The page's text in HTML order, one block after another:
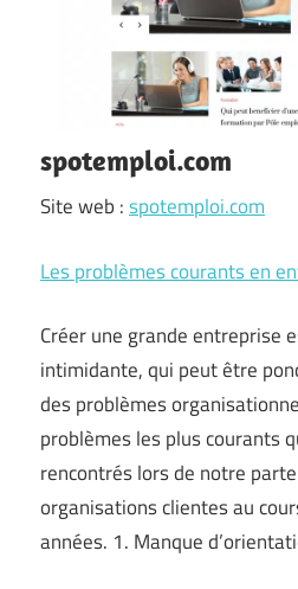
spotemploi.com
Site web :spotemploi.com
Les problèmes courants en
Créer une grande entreprise
intimidante, qui peut être
des problèmes
problèmes les plus courants
rencontrés lors de notre
organisations clientes au
années. 1. Manque